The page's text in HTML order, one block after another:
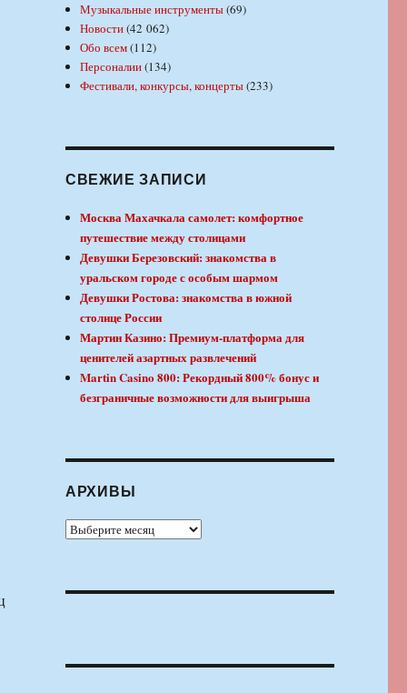
Музыкальные инструменты(69)
Новости(42 062)
Обо всем(112)
Персоналии(134)
Фестивали, конкурсы, концерты(233)
СВЕЖИЕ ЗАПИСИ
Москва Махачкала самолет: комфортное
путешествие между столицами
Девушки Березовский: знакомства в
уральском городе с особым шармом
Девушки Ростова: знакомства в южной
столице России
Мартин Казино: Премиум-платформа для
ценителей азартных развлечений
Martin Casino 800: Рекордный 800% бонус и
безграничные возможности для выигрыша
АРХИВЫ
Архивы